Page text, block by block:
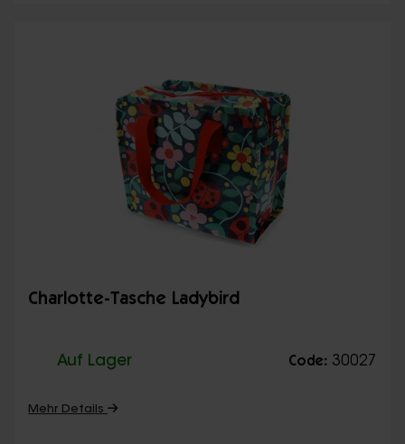
Charlotte-Tasche Ladybird
Auf Lager Code: 30027
Mehr Details